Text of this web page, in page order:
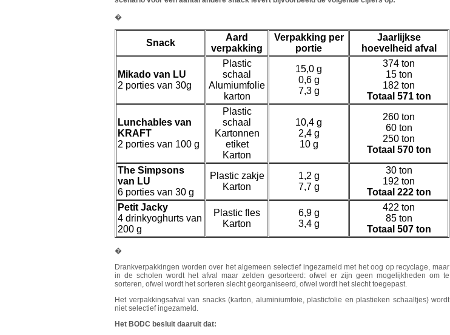
�
Snack
Aard
verpakking
Verpakking per
portie
Jaarlijkse
hoevelheid afval
Mikado van LU
2 porties van 30g
Plastic
schaal
Alumiumfolie
karton
15,0 g
0,6 g
7,3 g
374 ton
15 ton
182 ton
Totaal 571 ton
Lunchables van
KRAFT
2 porties van 100 g
Plastic
schaal
Kartonnen
etiket
Karton
10,4 g
2,4 g
10 g
260 ton
60 ton
250 ton
Totaal 570 ton
The Simpsons
van LU
6 porties van 30 g
Plastic zakje
Karton
1,2 g
7,7 g
30 ton
192 ton
Totaal 222 ton
Petit Jacky
4 drinkyoghurts van
200 g
Plastic fles
Karton
6,9 g
3,4 g
422 ton
85 ton
Totaal 507 ton
�
Drankverpakkingen worden over het algemeen selectief ingezameld met het oog op recyclage, maar
in de scholen wordt het afval maar zelden gesorteerd: ofwel er zijn geen mogelijkheden om te
sorteren, ofwel wordt het sorteren slecht georganiseerd, ofwel wordt het slecht toegepast.
Het verpakkingsafval van snacks (karton, aluminiumfoie, plasticfolie en plastieken schaaltjes) wordt
niet selectief ingezameld.
Het BODC besluit daaruit dat: